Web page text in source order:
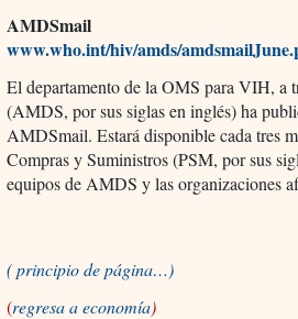
AMDSmail
www.who.int/hiv/amds/
El departamento de la OMS para VIH, a
(AMDS, por sus siglas en inglés) ha
AMDSmail. Estará disponible cada tres
Compras y Suministros (PSM, por sus
equipos de AMDS y las organizaciones
( principio de página…)
(regresa a economía)